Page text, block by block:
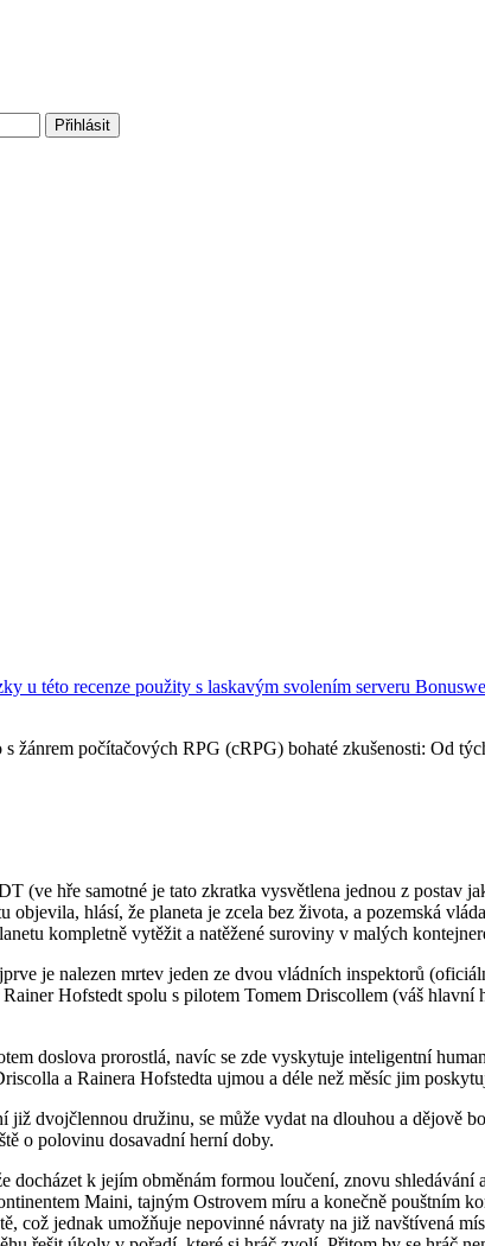
u této recenze použity s laskavým svolením serveru
počítačových RPG (cRPG) bohaté zkušenosti: Od
(ve hře samotné je tato zkratka vysvětlena jednou z postav
hlásí, že planeta je zcela bez života, a pozemská
kompletně vytěžit a natěžené suroviny v malých
je nalezen mrtev jeden ze dvou vládních inspektorů
Hofstedt spolu s pilotem Tomem Driscollem (váš
doslova prorostlá, navíc se zde vyskytuje inteligentní
a Rainera Hofstedta ujmou a déle než měsíc jim
dvojčlennou družinu, se může vydat na dlouhou a dějově
o polovinu dosavadní herní doby.
docházet k jejím obměnám formou loučení, znovu
Maini, tajným Ostrovem míru a konečně pouštním
což jednak umožňuje nepovinné návraty na již navštívená